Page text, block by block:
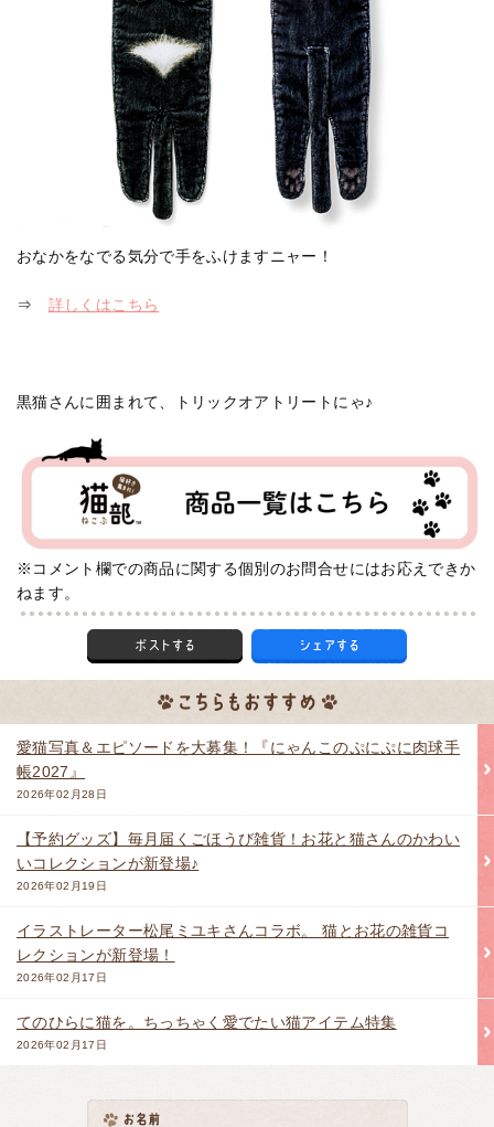
おなかをなでる気分で手をふけますニャー！
⇒ 詳しくはこちら
黒猫さんに囲まれて、トリックオアトリートにゃ♪
※コメント欄での商品に関する個別のお問合せにはお応えできか
ねます。
愛猫写真＆エピソードを大募集！『にゃんこのぷにぷに肉球手
帳2027』
2026年02月28日
【予約グッズ】毎月届くごほうび雑貨！お花と猫さんのかわい
いコレクションが新登場♪
2026年02月19日
イラストレーター松尾ミユキさんコラボ。 猫とお花の雑貨コ
レクションが新登場！
2026年02月17日
てのひらに猫を。ちっちゃく愛でたい猫アイテム特集
2026年02月17日